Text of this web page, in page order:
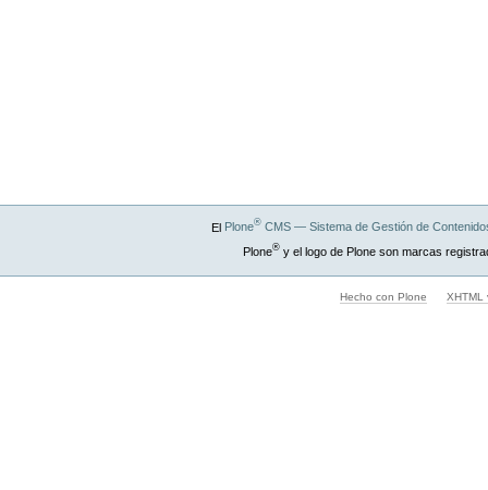
El Plone®CMS — Sistema de Gestión de
Plone®y el logo de Plone son marcas
Hecho con Plone XHTML